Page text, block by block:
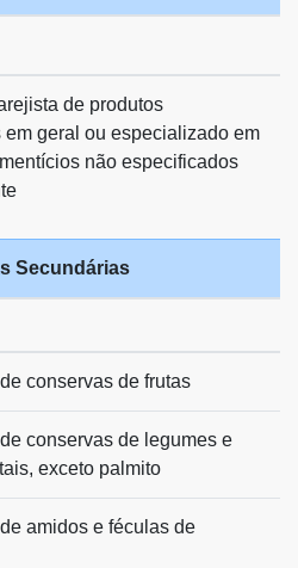
de produtos
geral ou especializado em
não especificados
Secundárias
conservas de frutas
conservas de legumes e
exceto palmito
amidos e féculas de